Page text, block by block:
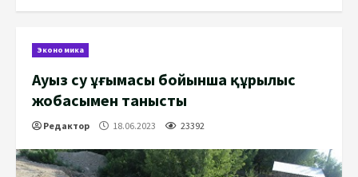
Экономика
Ауыз су ұңғымасы бойынша құрылыс
жобасымен танысты
Редактор 18.06.2023 23392